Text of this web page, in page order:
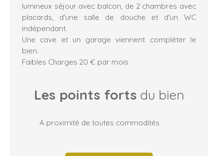
lumineux séjour avec balcon, de 2 chambres avec
placards, d'une salle de douche et d'un WC
indépendant.
Une cave et un garage viennent compléter le
bien.
Faibles Charges 20 € par mois
Les points forts du bien
A proximité de toutes commodités